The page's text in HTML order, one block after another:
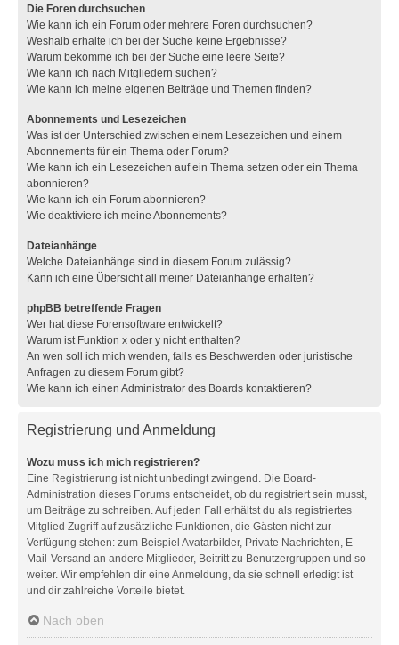
Die Foren durchsuchen
Wie kann ich ein Forum oder mehrere Foren durchsuchen?
Weshalb erhalte ich bei der Suche keine Ergebnisse?
Warum bekomme ich bei der Suche eine leere Seite?
Wie kann ich nach Mitgliedern suchen?
Wie kann ich meine eigenen Beiträge und Themen finden?
Abonnements und Lesezeichen
Was ist der Unterschied zwischen einem Lesezeichen und einem
Abonnements für ein Thema oder Forum?
Wie kann ich ein Lesezeichen auf ein Thema setzen oder ein Thema
abonnieren?
Wie kann ich ein Forum abonnieren?
Wie deaktiviere ich meine Abonnements?
Dateianhänge
Welche Dateianhänge sind in diesem Forum zulässig?
Kann ich eine Übersicht all meiner Dateianhänge erhalten?
phpBB betreffende Fragen
Wer hat diese Forensoftware entwickelt?
Warum ist Funktion x oder y nicht enthalten?
An wen soll ich mich wenden, falls es Beschwerden oder juristische
Anfragen zu diesem Forum gibt?
Wie kann ich einen Administrator des Boards kontaktieren?
Registrierung und Anmeldung
Wozu muss ich mich registrieren?
Eine Registrierung ist nicht unbedingt zwingend. Die Board-
Administration dieses Forums entscheidet, ob du registriert sein musst,
um Beiträge zu schreiben. Auf jeden Fall erhältst du als registriertes
Mitglied Zugriff auf zusätzliche Funktionen, die Gästen nicht zur
Verfügung stehen: zum Beispiel Avatarbilder, Private Nachrichten, E-
Mail-Versand an andere Mitglieder, Beitritt zu Benutzergruppen und so
weiter. Wir empfehlen dir eine Anmeldung, da sie schnell erledigt ist
und dir zahlreiche Vorteile bietet.
Nach oben